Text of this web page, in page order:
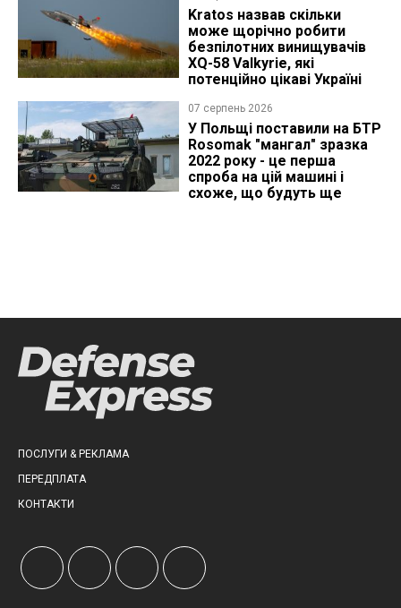
Kratos назвав скільки
може щорічно робити
безпілотних винищувачів
XQ-58 Valkyrie, які
потенційно цікаві Україні
07 серпень 2026
У Польщі поставили на БТР
Rosomak "мангал" зразка
2022 року - це перша
спроба на цій машині і
схоже, що будуть ще
ПОСЛУГИ & РЕКЛАМА
ПЕРЕДПЛАТА
КОНТАКТИ